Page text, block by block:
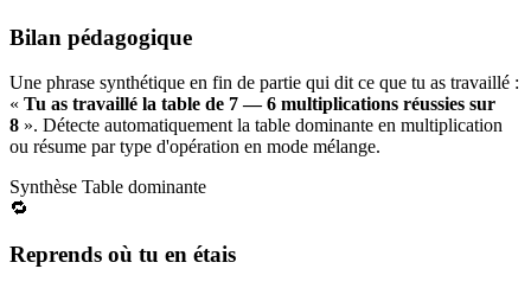
Bilan pédagogique
Une phrase synthétique en fin de partie qui dit ce que tu as travaillé :
« Tu as travaillé la table de 7 — 6 multiplications réussies sur
8 ». Détecte automatiquement la table dominante en multiplication
ou résume par type d'opération en mode mélange.
Synthèse Table dominante
🔁
Reprends où tu en étais